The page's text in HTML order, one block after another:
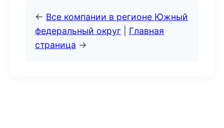
← Все компании в регионе Южный
федеральный округ
Главная
страница →